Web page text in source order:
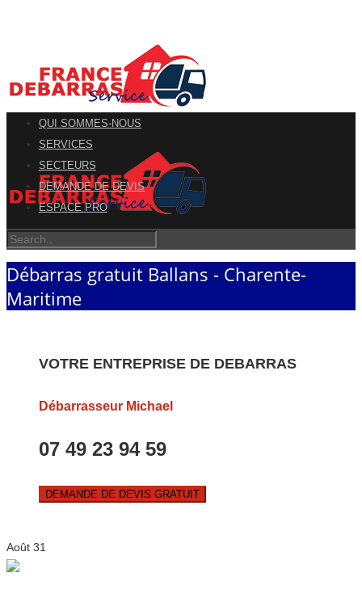
QUI SOMMES-NOUS
SERVICES
SECTEURS
DEMANDE DE DEVIS
ESPACE PRO
Débarras gratuit Ballans - Charente-
Maritime
VOTRE ENTREPRISE DE DEBARRAS
Débarrasseur Michael
07 49 23 94 59
DEMANDE DE DEVIS GRATUIT
Août 31